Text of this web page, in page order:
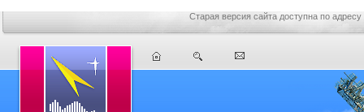
Старая версия сайта доступна по адресу